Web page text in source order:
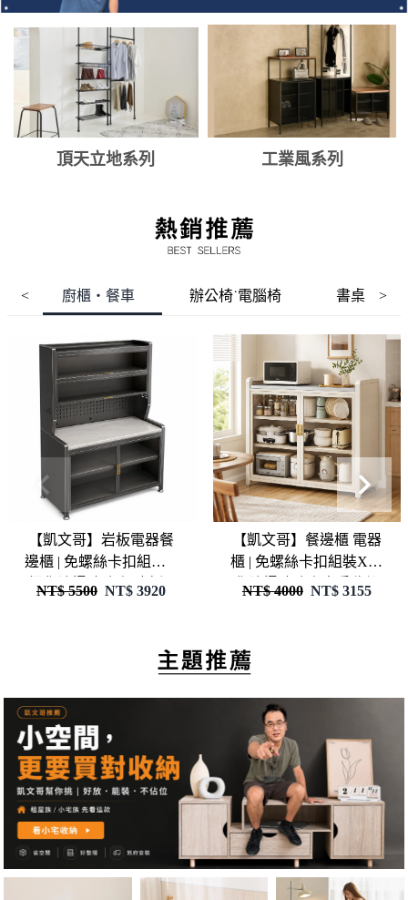
頂天立地系列 工業風系列
< 廚櫃‧餐車 辦公椅˙電腦椅 書桌 >
立即選購
【凱文哥】岩板電器餐
邊櫃 | 免螺絲卡扣組裝X
鋼化防爆玻璃｜耐高溫
NT$ 5500 NT$3920
立即選購
【凱文哥】餐邊櫃 電器
櫃 | 免螺絲卡扣組裝X鋼
化防爆玻璃｜廚房收納
(加高圍籬款)@WO
NT$ 4000 NT$3155